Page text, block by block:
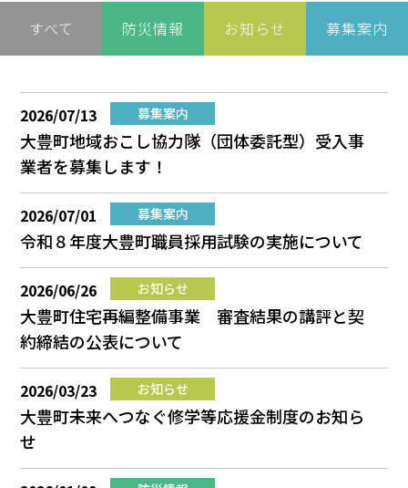
すべて 防災情報 お知らせ 募集案内
2026/07/13 募集案内
大豊町地域おこし協力隊（団体委託型）受入事
業者を募集します！
2026/07/01 募集案内
令和８年度大豊町職員採用試験の実施について
2026/06/26 お知らせ
大豊町住宅再編整備事業 審査結果の講評と契
約締結の公表について
2026/03/23 お知らせ
大豊町未来へつなぐ修学等応援金制度のお知ら
せ